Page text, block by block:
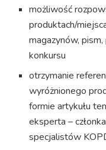
możliwość
produktach/
magazynów,
konkursu
otrzymanie
wyróżnionego
formie artykułu
eksperta –
specjalistów